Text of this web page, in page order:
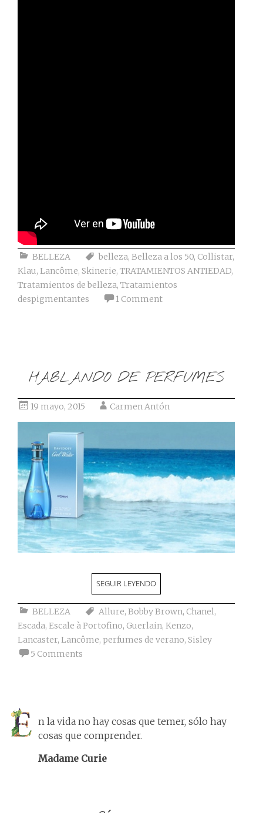
BELLEZA belleza, Belleza a los 50, Collistar,
Klau, Lancôme, Skinerie, TRATAMIENTOS ANTIEDAD,
Tratamientos de belleza, Tratamientos
despigmentantes
1 Comment
HABLANDO DE PERFUMES
19 mayo, 2015 Carmen Antón
SEGUIR LEYENDO
BELLEZA Allure, Bobby Brown, Chanel,
Escada, Escale à Portofino, Guerlain, Kenzo,
Lancaster, Lancôme, perfumes de verano, Sisley
5 Comments
n la vida no hay cosas que temer, sólo hay
cosas que comprender.
Madame Curie